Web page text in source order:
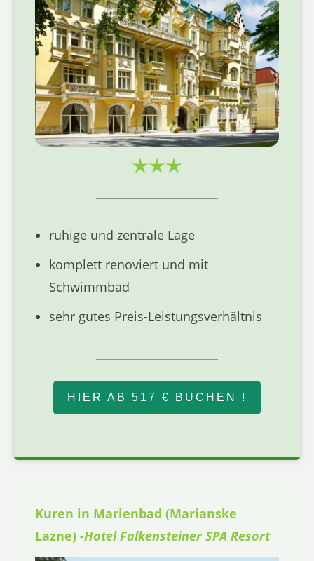
ruhige und zentrale Lage
komplett renoviert und mit
Schwimmbad
sehr gutes Preis-Leistungsverhältnis
HIER AB 517 € BUCHEN !
Kuren in Marienbad (Marianske
Lazne) -Hotel Falkensteiner SPA Resort